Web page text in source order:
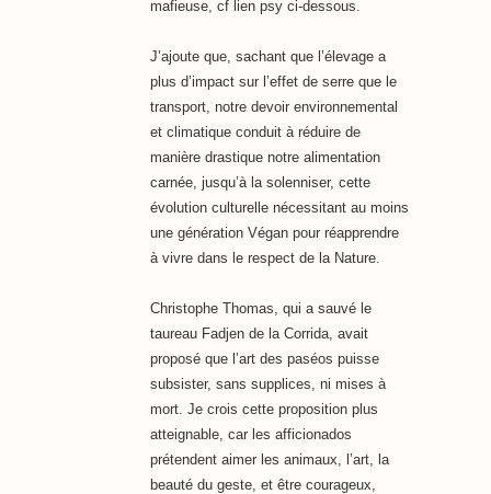
mafieuse, cf lien psy ci-dessous.
J’ajoute que, sachant que l’élevage a
plus d’impact sur l’effet de serre que le
transport, notre devoir environnemental
et climatique conduit à réduire de
manière drastique notre alimentation
carnée, jusqu’à la solenniser, cette
évolution culturelle nécessitant au moins
une génération Végan pour réapprendre
à vivre dans le respect de la Nature.
Christophe Thomas, qui a sauvé le
taureau Fadjen de la Corrida, avait
proposé que l’art des paséos puisse
subsister, sans supplices, ni mises à
mort. Je crois cette proposition plus
atteignable, car les afficionados
prétendent aimer les animaux, l’art, la
beauté du geste, et être courageux,